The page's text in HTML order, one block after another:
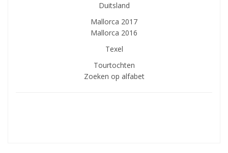
Duitsland
Mallorca 2017
Mallorca 2016
Texel
Tourtochten
Zoeken op alfabet